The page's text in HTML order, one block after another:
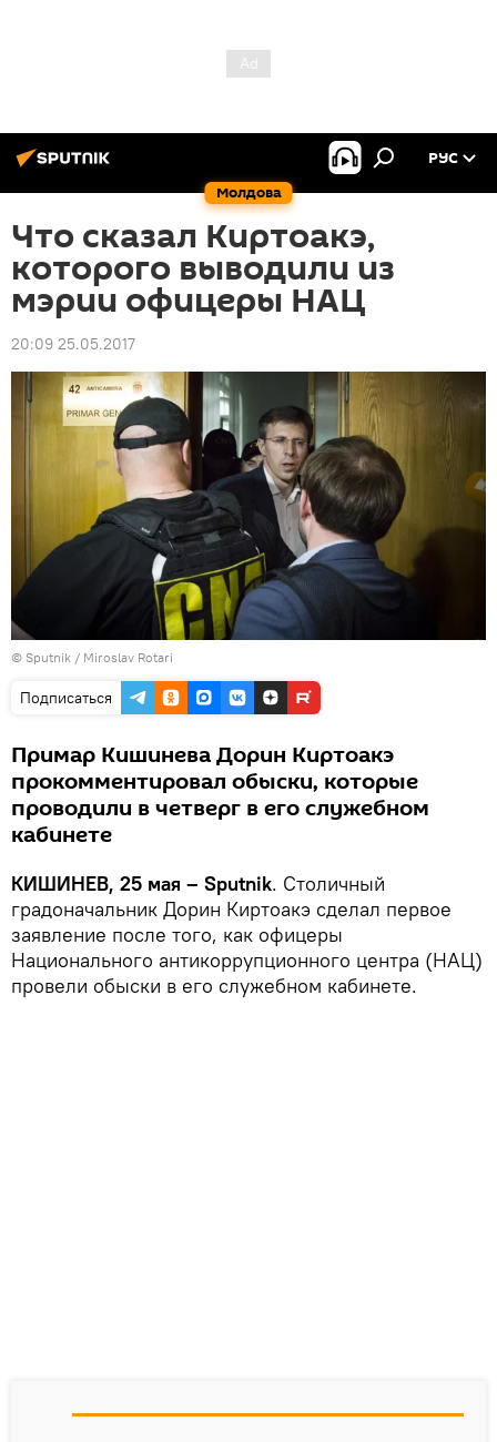
Молдова
РУС
Что сказал Киртоакэ,
которого выводили из
мэрии офицеры НАЦ
20:09 25.05.2017
© Sputnik / Miroslav Rotari
Подписаться
Примар Кишинева Дорин Киртоакэ
прокомментировал обыски, которые
проводили в четверг в его служебном
кабинете
КИШИНЕВ, 25 мая – Sputnik. Столичный
градоначальник Дорин Киртоакэ сделал первое
заявление после того, как офицеры
Национального антикоррупционного центра (НАЦ)
провели обыски в его служебном кабинете.